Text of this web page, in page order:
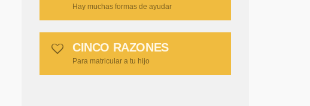
Hay muchas formas de ayudar
CINCO RAZONES
Para matricular a tu hijo